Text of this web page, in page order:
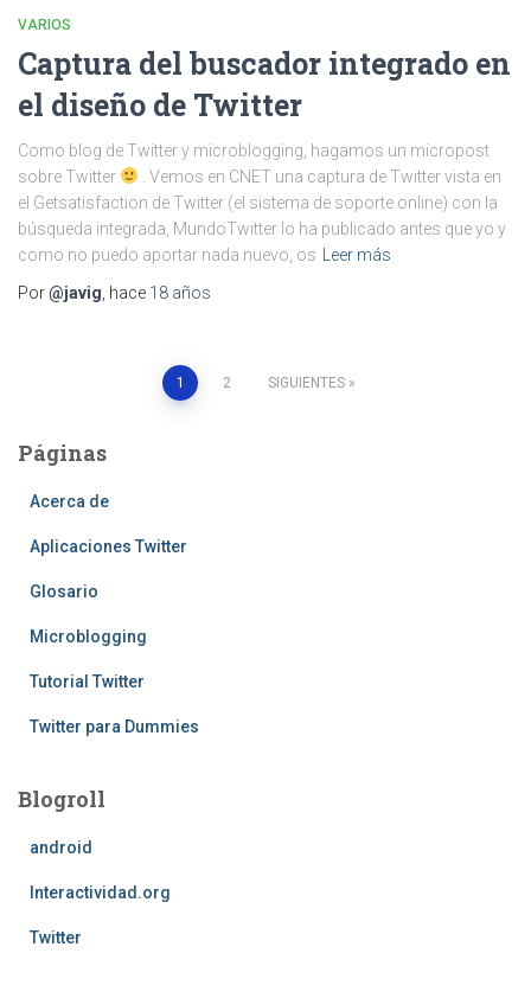
VARIOS
Captura del buscador integrado en
el diseño de Twitter
Como blog de Twitter y microblogging, hagamos un micropost
sobre Twitter
. Vemos en CNET una captura de Twitter vista en
el Getsatisfaction de Twitter (el sistema de soporte online) con la
búsqueda integrada, MundoTwitter lo ha publicado antes que yo y
como no puedo aportar nada nuevo, os
Leer más
Por@javig , hace 18 años
Paginación
de
entradas
1 2 SIGUIENTES
Páginas
Acerca de
Aplicaciones Twitter
Glosario
Microblogging
Tutorial Twitter
Twitter para Dummies
Blogroll
android
Interactividad.org
Twitter